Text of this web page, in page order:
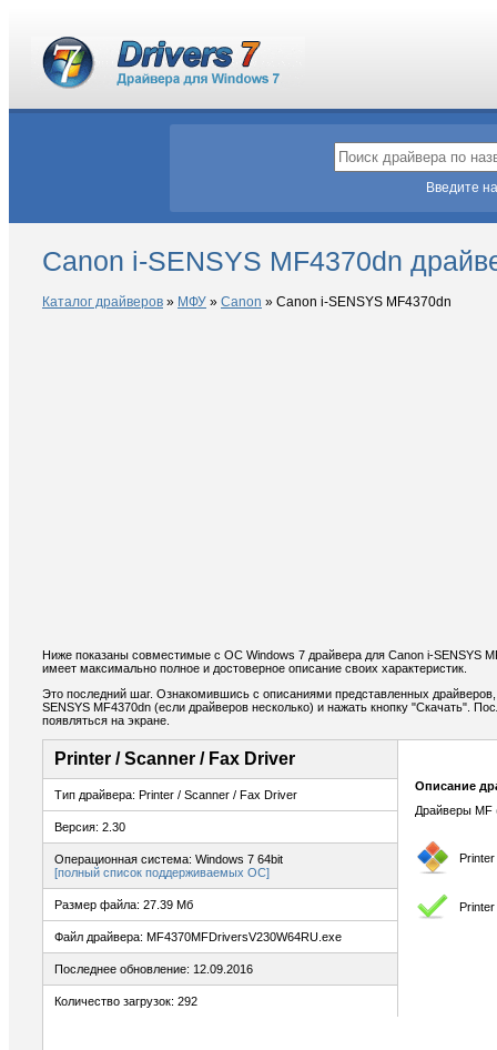
Введите
Canon i-SENSYS MF4370dn
Каталог драйверов » МФУ » Canon » Canon i-SENSYS MF4370dn
Ниже показаны совместимые с ОС Windows 7 драйвера для Canon i-SENSYS
имеет максимально полное и достоверное описание своих характеристик.
Это последний шаг. Ознакомившись с описаниями представленных
SENSYS MF4370dn (если драйверов несколько) и нажать кнопку "Скачать".
появляться на экране.
Printer / Scanner / Fax Driver
Тип драйвера: Printer / Scanner / Fax Driver
Версия: 2.30
Операционная система: Windows 7 64bit
[полный список поддерживаемых ОС]
Размер файла: 27.39 Мб
Файл драйвера: MF4370MFDriversV230W64RU.exe
Последнее обновление: 12.09.2016
Количество загрузок: 292
Описание
Драйверы MF